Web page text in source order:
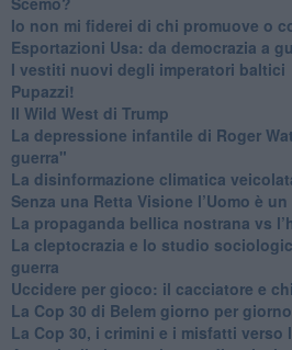
​Io non mi fiderei di chi promuove o
Esportazioni Usa: da democrazia a
​I vestiti nuovi degli imperatori baltici
​Pupazzi!
​Il Wild West di Trump
​La depressione infantile di Roger
guerra"
​La disinformazione climatica
Senza una Retta Visione l’Uomo è
​La propaganda bellica nostrana vs
​La cleptocrazia e lo studio
guerra
​Uccidere per gioco: il cacciatore e
​La Cop 30 di Belem giorno per giorno
La Cop 30, i crimini e i misfatti verso